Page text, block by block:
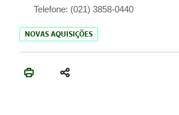
Telefone: (021) 3858-0440
NOVAS AQUISIÇÕES